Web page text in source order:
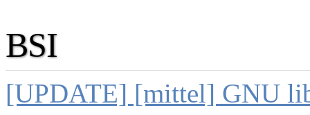
BSI
[UPDATE] [mittel] GNU